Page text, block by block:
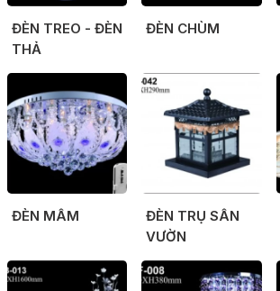
ĐÈN TREO - ĐÈN
THẢ
ĐÈN CHÙM
ĐÈN MÂM
ĐÈN TRỤ SÂN
VƯỜN